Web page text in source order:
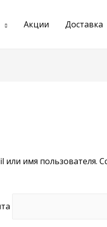
Акции Доставка
или имя пользователя.